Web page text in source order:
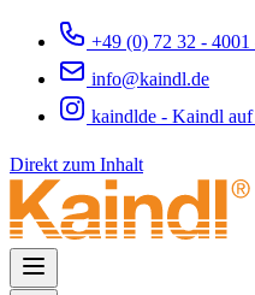
+49 (0) 72 32 - 4001
info@kaindl.de
kaindlde - Kaindl auf
Direkt zum Inhalt